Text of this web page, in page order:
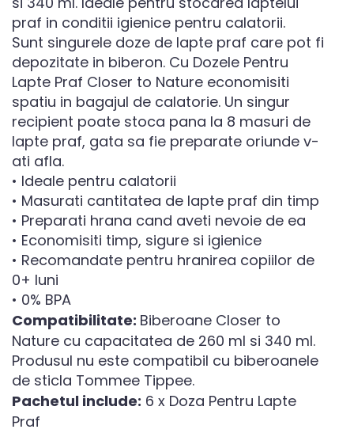
praf in conditii igienice pentru calatorii.
Sunt singurele doze de lapte praf care pot fi
depozitate in biberon. Cu Dozele Pentru
Lapte Praf Closer to Nature economisiti
spatiu in bagajul de calatorie. Un singur
recipient poate stoca pana la 8 masuri de
lapte praf, gata sa fie preparate oriunde v-
ati afla.
• Ideale pentru calatorii
• Masurati cantitatea de lapte praf din timp
• Preparati hrana cand aveti nevoie de ea
• Economisiti timp, sigure si igienice
• Recomandate pentru hranirea copiilor de
0+ luni
• 0% BPA
Compatibilitate: Biberoane Closer to
Nature cu capacitatea de 260 ml si 340 ml.
Produsul nu este compatibil cu biberoanele
de sticla Tommee Tippee.
Pachetul include: 6 x Doza Pentru Lapte
Praf